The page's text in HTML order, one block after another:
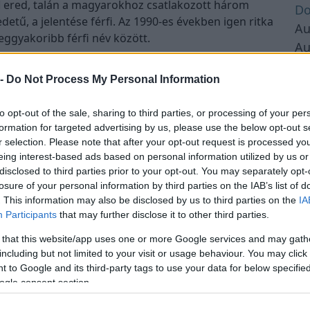
Do Not Process My Personal Information
opt-out of the sale, sharing to third parties, or processing of your
for targeted advertising by us, please use the below opt-out
selection. Please note that after your opt-out request is processed
interest-based ads based on personal information utilized by us
to third parties prior to your opt-out. You may separately
of your personal information by third parties on the IAB’s list of
This information may also be disclosed by us to third parties on the
Participants that may further disclose it to other third parties.
that this website/app uses one or more Google services and may
but not limited to your visit or usage behaviour. You may
to Google and its third-party tags to use your data for below
consent section.
talán a magyarokhoz csatlakozott három
a jelentése férfi. Az 1990-es években igen ritka
férfi név között.
és nasik